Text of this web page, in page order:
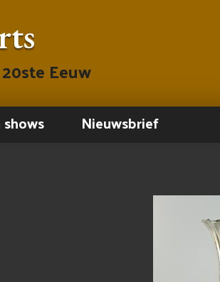
Eeuw
Nieuwsbrief